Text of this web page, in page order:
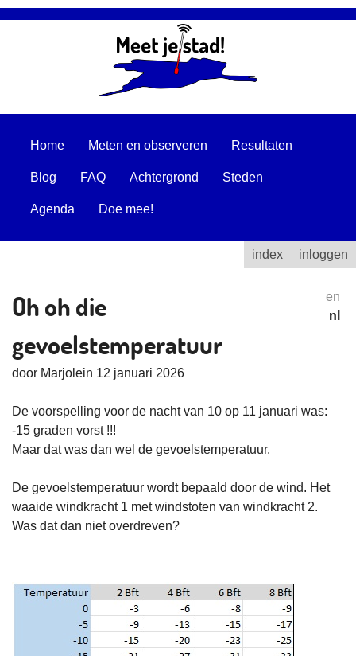
Home Meten en observeren Resultaten
Blog FAQ Achtergrond Steden
Agenda Doe mee!
index inloggen
Oh oh die
gevoelstemperatuur
en
nl
door Marjolein 12 januari 2026
De voorspelling voor de nacht van 10 op 11 januari was:
-15 graden vorst !!!
Maar dat was dan wel de gevoelstemperatuur.
De gevoelstemperatuur wordt bepaald door de wind. Het
waaide windkracht 1 met windstoten van windkracht 2.
Was dat dan niet overdreven?